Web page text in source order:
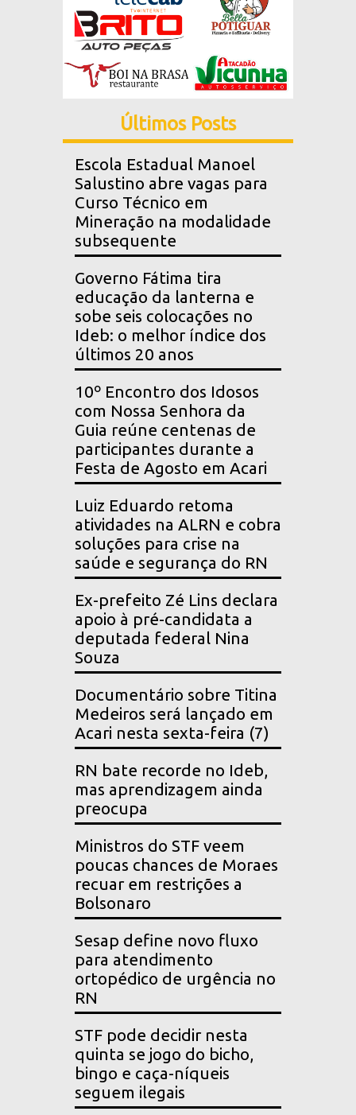
Últimos Posts
Escola Estadual Manoel
Salustino abre vagas para
Curso Técnico em
Mineração na modalidade
subsequente
Governo Fátima tira
educação da lanterna e
sobe seis colocações no
Ideb: o melhor índice dos
últimos 20 anos
10º Encontro dos Idosos
com Nossa Senhora da
Guia reúne centenas de
participantes durante a
Festa de Agosto em Acari
Luiz Eduardo retoma
atividades na ALRN e cobra
soluções para crise na
saúde e segurança do RN
Ex-prefeito Zé Lins declara
apoio à pré-candidata a
deputada federal Nina
Souza
Documentário sobre Titina
Medeiros será lançado em
Acari nesta sexta-feira (7)
RN bate recorde no Ideb,
mas aprendizagem ainda
preocupa
Ministros do STF veem
poucas chances de Moraes
recuar em restrições a
Bolsonaro
Sesap define novo fluxo
para atendimento
ortopédico de urgência no
RN
STF pode decidir nesta
quinta se jogo do bicho,
bingo e caça-níqueis
seguem ilegais